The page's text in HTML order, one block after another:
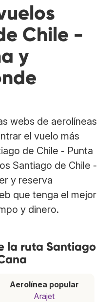
Chile -
y
webs de aerolíneas
el vuelo más
de Chile - Punta
Santiago de Chile -
y reserva
que tenga el mejor
y dinero.
la ruta Santiago
Aerolínea popular
Arajet